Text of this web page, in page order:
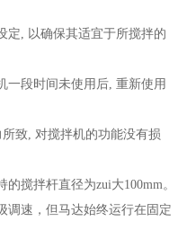
定, 以确保其适宜于所搅拌的
一段时间未使用后, 重新使用
致, 对搅拌机的功能没有损
搅拌杆直径为zui大100mm。
调速，但马达始终运行在固定